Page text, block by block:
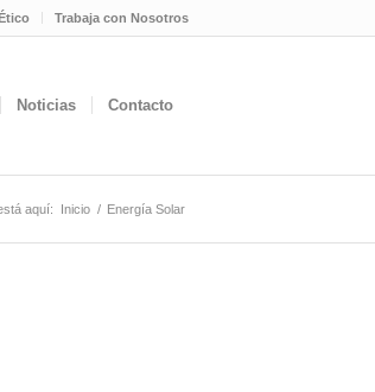
Trabaja con Nosotros
Noticias Contacto
aquí: Inicio / Energía Solar